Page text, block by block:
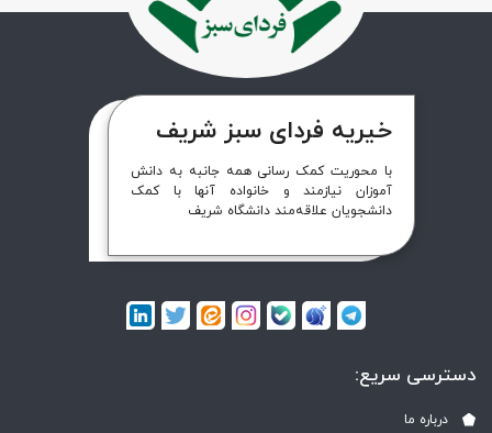
خیریه فردای سبز شریف
با محوریت کمک رسانی همه جانبه به دانش
آموزان نیازمند و خانواده آنها با کمک
دانشجویان علاقه‌مند دانشگاه شریف
دسترسی سریع:
درباره ما